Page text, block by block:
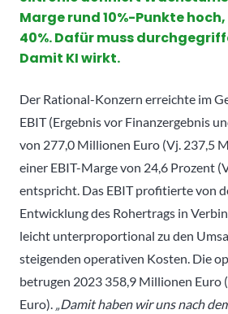
Marge rund 10%-Punkte
40%. Dafür muss
Damit KI wirkt.
Der Rational-Konzern erreichte im
EBIT (Ergebnis vor Finanzergebnis
von 277,0 Millionen Euro (Vj. 237,5
einer EBIT-Marge von 24,6 Prozent
entspricht. Das EBIT profitierte von
Entwicklung des Rohertrags in
leicht unterproportional zu den
steigenden operativen Kosten. Die
betrugen 2023 358,9 Millionen Euro
Euro). „Damit haben wir uns nach